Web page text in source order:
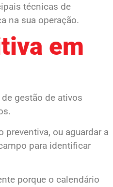
técnicas de
na sua operação.
em
gestão de ativos
ou aguardar a
para identificar
porque o calendário